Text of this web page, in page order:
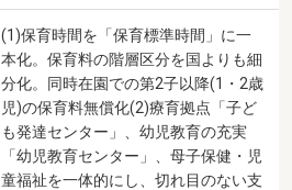
(1)保育時間を「保育標準時間」に一
本化。保育料の階層区分を国よりも細
分化。同時在園での第2子以降(1・2歳
児)の保育料無償化(2)療育拠点「子ど
も発達センター」、幼児教育の充実
「幼児教育センター」、母子保健・児
童福祉を一体的にし、切れ目のない支